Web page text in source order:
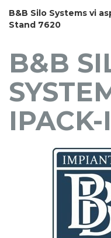
B&B Silo Systems vi
Stand 7620
B&B